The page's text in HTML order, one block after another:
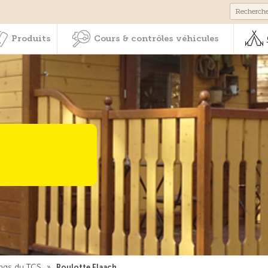
Cours & contrôles
Produits Cours & contrôles véhicules